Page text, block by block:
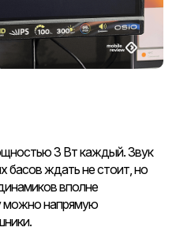
3 Вт каждый. Звук
басов ждать не стоит, но
вполне
можно напрямую